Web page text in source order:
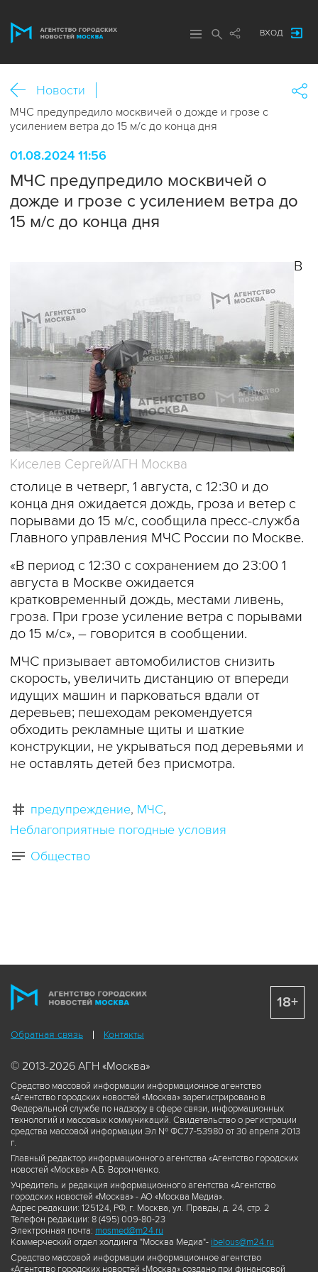
ВХОД
Новости
МЧС предупредило москвичей о дожде и грозе с
усилением ветра до 15 м/с до конца дня
01.08.2024 11:56
МЧС предупредило москвичей о
дожде и грозе с усилением ветра до
15 м/с до конца дня
Киселев Сергей/АГН Москва
В
столице в четверг, 1 августа, с 12:30 и до
конца дня ожидается дождь, гроза и ветер с
порывами до 15 м/с, сообщила пресс-служба
Главного управления МЧС России по Москве.
«В период с 12:30 с сохранением до 23:00 1
августа в Москве ожидается
кратковременный дождь, местами ливень,
гроза. При грозе усиление ветра с порывами
до 15 м/с», – говорится в сообщении.
МЧС призывает автомобилистов снизить
скорость, увеличить дистанцию от впереди
идущих машин и парковаться вдали от
деревьев; пешеходам рекомендуется
обходить рекламные щиты и шаткие
конструкции, не укрываться под деревьями и
не оставлять детей без присмотра.
предупреждение МЧС
Неблагоприятные погодные условия
Общество
Обратная связь Контакты
© 2013-2026 АГН «Москва»
Средство массовой информации информационное агентство
«Агентство городских новостей «Москва» зарегистрировано в
Федеральной службе по надзору в сфере связи, информационных
технологий и массовых коммуникаций. Свидетельство о регистрации
средства массовой информации Эл № ФС77-53980 от 30 апреля 2013
г.
Главный редактор информационного агентства «Агентство городских
новостей «Москва» А.Б. Воронченко.
Учредитель и редакция информационного агентства «Агентство
городских новостей «Москва» - АО «Москва Медиа».
Адрес редакции: 125124, РФ, г. Москва, ул. Правды, д. 24, стр. 2
Телефон редакции: 8 (495) 009-80-23
Электронная почта: mosmed@m24.ru
Коммерческий отдел холдинга "Москва Медиа"- ibelous@m24.ru
Средство массовой информации информационное агентство
«Агентство городских новостей «Москва» создано при финансовой
18+